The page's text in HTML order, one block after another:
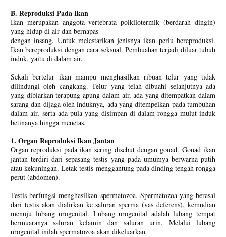
B. Reproduksi Pada Ikan
Ikan merupakan anggota vertebrata poikilotermik (berdarah dingin)
yang hidup di air dan bernapas
dengan insang. Untuk melestarikan jenisnya ikan perlu bereproduksi.
Ikan bereproduksi dengan cara seksual. Pembuahan terjadi diluar tubuh
induk, yaitu di dalam air.
Sekali bertelur ikan mampu menghasilkan ribuan telur yang tidak
dilindungi oleh cangkang. Telur yang telah dibuahi selanjutnya ada
yang dibiarkan terapung-apung dalam air, ada yang ditempatkan dalam
sarang dan dijaga oleh induknya, ada yang ditempelkan pada tumbuhan
dalam air, serta ada pula yang disimpan di dalam rongga mulut induk
betinanya hingga menetas.
1. Organ Reproduksi Ikan Jantan
Organ reproduksi pada ikan sering disebut dengan gonad. Gonad ikan
jantan terdiri dari sepasang testis yang pada umumya berwarna putih
atau kekuningan. Letak testis menggantung pada dinding tengah rongga
perut (abdomen).
Testis berfungsi menghasilkan spermatozoa. Spermatozoa yang berasal
dari testis akan dialirkan ke saluran sperma (vas deferens), kemudian
menuju lubang urogenital. Lubang urogenital adalah lubang tempat
bermuaranya saluran kelamin dan saluran urin. Melalui lubang
urogenital inilah spermatozoa akan dikeluarkan.